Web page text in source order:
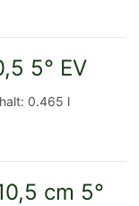
5° EV
0.465 l
cm 5°